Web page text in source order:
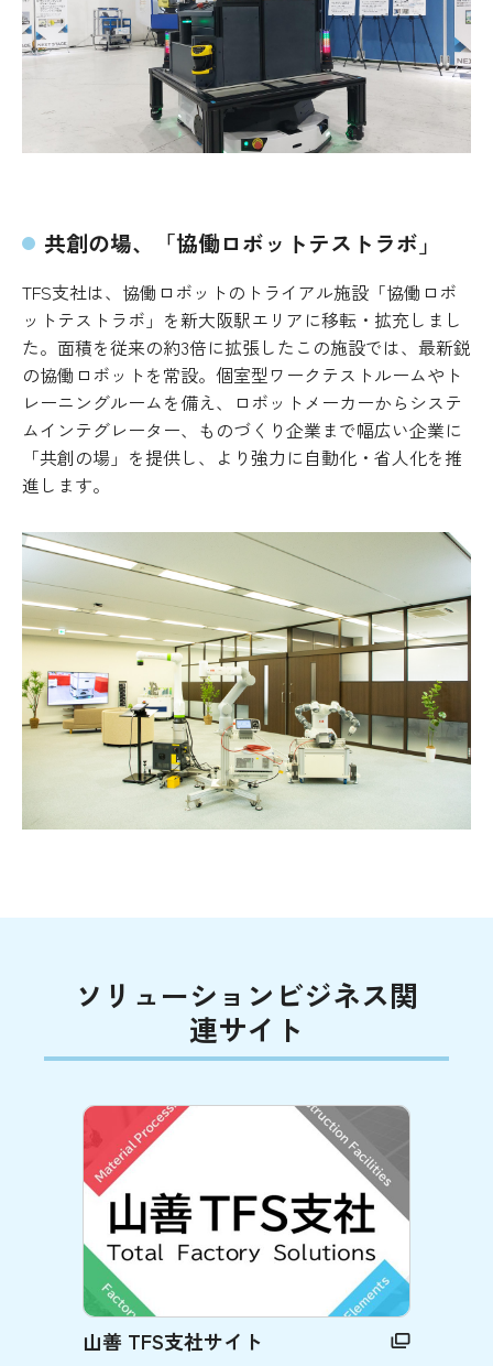
共創の場、「協働ロボットテストラボ」
TFS支社は、協働ロボットのトライアル施設「協働ロボ
ットテストラボ」を新大阪駅エリアに移転・拡充しまし
た。面積を従来の約3倍に拡張したこの施設では、最新鋭
の協働ロボットを常設。個室型ワークテストルームやト
レーニングルームを備え、ロボットメーカーからシステ
ムインテグレーター、ものづくり企業まで幅広い企業に
「共創の場」を提供し、より強力に自動化・省人化を推
進します。
ソリューションビジネス関
連サイト
山善 TFS支社サイト